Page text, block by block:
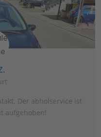
Der abholservice ist
aufgehoben!